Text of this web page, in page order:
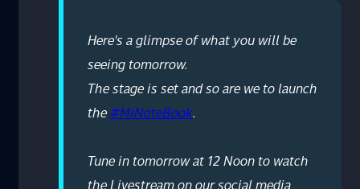
Here's a glimpse of what you will be
seeing tomorrow.
The stage is set and so are we to launch
the#MiNoteBook.
Tune in tomorrow at 12 Noon to watch